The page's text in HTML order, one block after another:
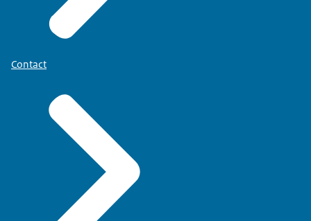
Contact